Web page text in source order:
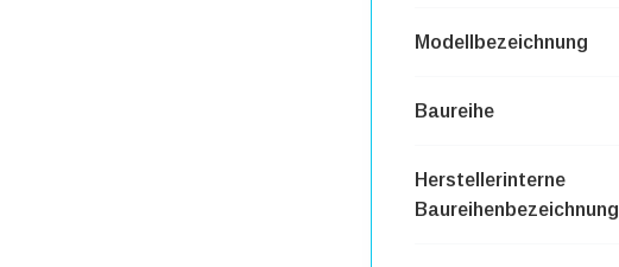
Modellbezeichnung
Baureihe
Herstellerinterne
Baureihenbezeichnung